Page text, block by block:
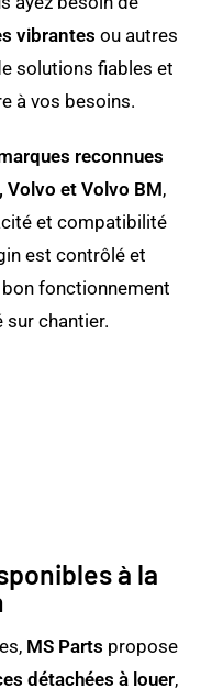
vibrantes ou autres
solutions fiables et
à vos besoins.
reconnues
Volvo et Volvo BM,
et compatibilité
est contrôlé et
fonctionnement
sur chantier.
à la
MS Parts propose
détachées à louer,